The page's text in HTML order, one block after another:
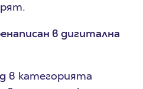
в дигитална
в категорията